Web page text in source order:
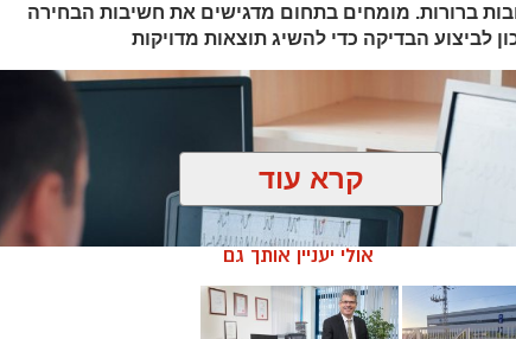
ברורות. מומחים בתחום מדגישים את חשיבות הבחירה
לביצוע הבדיקה כדי להשיג תוצאות מדויקות
קרא עוד
אולי יעניין אותך גם